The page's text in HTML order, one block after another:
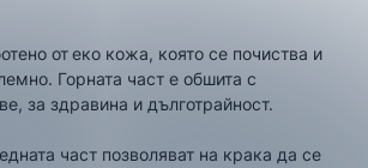
отеко кожа, която се почиства и
Горната част е обшита с
за здравина и дълготрайност.
част позволяват на крака да се